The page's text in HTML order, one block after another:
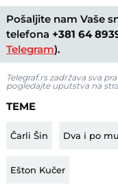
Pošaljite nam Vaše
telefona +381 64
Telegram).
Telegraf.rs zadržava sva
pogledajte uputstva na
TEME
Čarli Šin Dva i po
Ešton Kučer